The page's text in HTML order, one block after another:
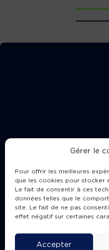
Gérer le
Pour offrir les meilleures
que les cookies pour stocker
Le fait de consentir à ces
données telles que le
site. Le fait de ne pas
effet négatif sur certaines
Accepter